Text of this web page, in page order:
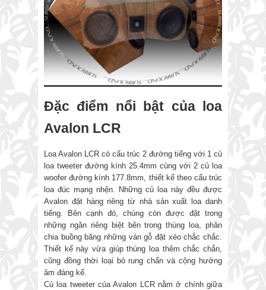
Đặc điểm nổi bật của loa
Avalon LCR
Loa Avalon LCR có cấu trúc 2 đường tiếng với 1 củ
loa tweeter đường kính 25.4mm cùng với 2 củ loa
woofer đường kính 177.8mm, thiết kế theo cấu trúc
loa đúc mạng nhện. Những củ loa này đều được
Avalon đặt hàng riêng từ nhà sản xuất loa danh
tiếng. Bên cạnh đó, chúng còn được đặt trong
những ngăn riêng biệt bên trong thùng loa, phân
chia buồng băng những ván gỗ đặt xéo chắc chắc.
Thiết kế này vừa giúp thùng loa thêm chắc chắn,
cũng đồng thời loại bỏ rung chấn và cộng hưởng
âm đáng kể.
Củ loa tweeter của Avalon LCR nằm ở chính giữa